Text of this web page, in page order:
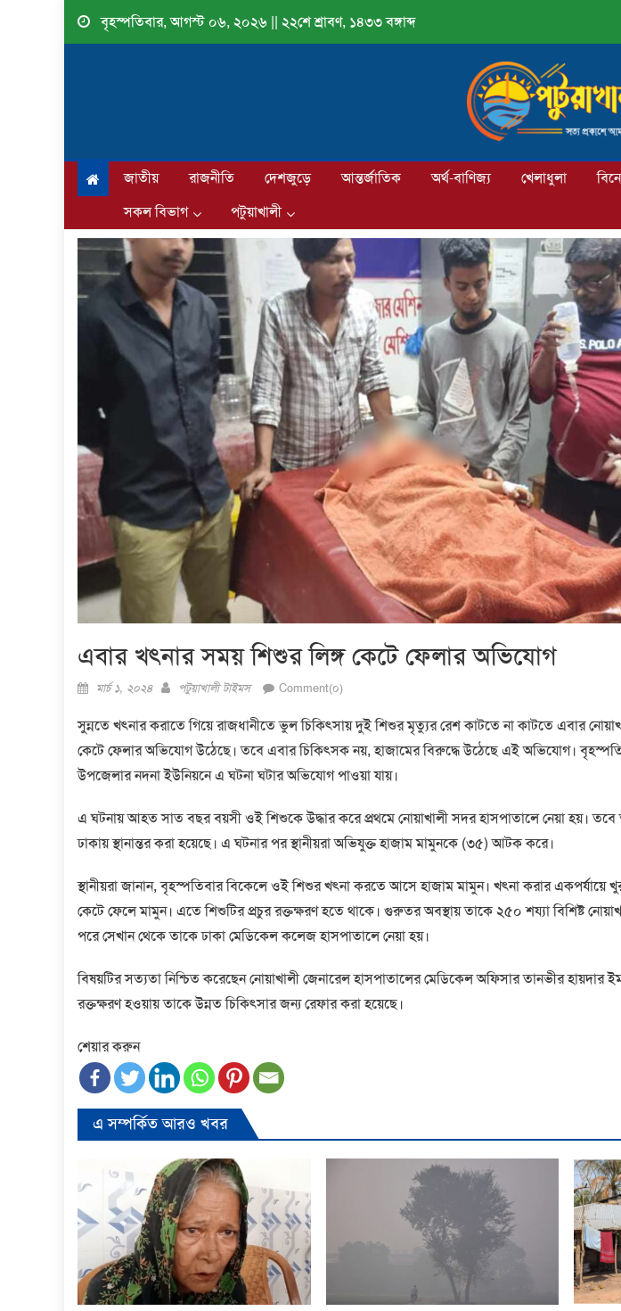
Skip
বৃহস্পতিবার, আগস্ট ০৬, ২০২৬ || ২২শে শ্রাবণ, ১৪৩৩ বঙ্গাব্দ
জাতীয় রাজনীতি দেশজুড়ে আন্তর্জাতিক অর্থ-বাণিজ্য খেলাধুলা
সকল বিভাগ
পটুয়াখালী
এবার খৎনার সময় শিশুর লিঙ্গ কেটে ফেলার অভিযোগ
Posted
মার্চ ১, ২০২৪ Author
পটুয়াখালী টাইমস Comment(০)
সুন্নতে খৎনার করাতে গিয়ে রাজধানীতে ভুল চিকিৎসায় দুই শিশুর মৃত্যুর রেশ কাটতে না কাটতে এবার
কেটে ফেলার অভিযোগ উঠেছে। তবে এবার চিকিৎসক নয়, হাজামের বিরুদ্ধে উঠেছে এই অভিযোগ।
উপজেলার নদনা ইউনিয়নে এ ঘটনা ঘটার অভিযোগ পাওয়া যায়।
এ ঘটনায় আহত সাত বছর বয়সী ওই শিশুকে উদ্ধার করে প্রথমে নোয়াখালী সদর হাসপাতালে নেয়া হয়।
ঢাকায় স্থানান্তর করা হয়েছে। এ ঘটনার পর স্থানীয়রা অভিযুক্ত হাজাম মামুনকে (৩৫) আটক করে।
স্থানীয়রা জানান, বৃহস্পতিবার বিকেলে ওই শিশুর খৎনা করতে আসে হাজাম মামুন। খৎনা করার একপর্যায়ে
কেটে ফেলে মামুন। এতে শিশুটির প্রচুর রক্তক্ষরণ হতে থাকে। গুরুতর অবস্থায় তাকে ২৫০ শয্যা বিশিষ্ট
পরে সেখান থেকে তাকে ঢাকা মেডিকেল কলেজ হাসপাতালে নেয়া হয়।
বিষয়টির সত্যতা নিশ্চিত করেছেন নোয়াখালী জেনারেল হাসপাতালের মেডিকেল অফিসার তানভীর হায়দার
রক্তক্ষরণ হওয়ায় তাকে উন্নত চিকিৎসার জন্য রেফার করা হয়েছে।
শেয়ার করুন
এ সম্পর্কিত আরও খবর